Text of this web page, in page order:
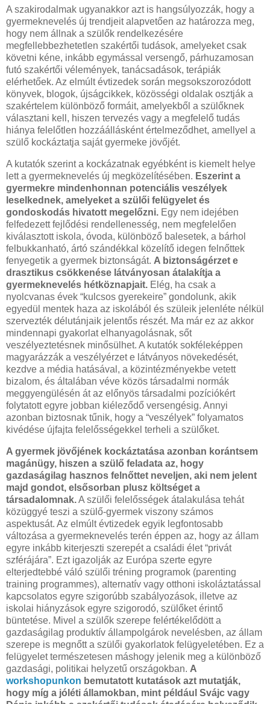
A szakirodalmak ugyanakkor azt is hangsúlyozzák, hogy a
gyermeknevelés új trendjeit alapvetően az határozza meg,
hogy nem állnak a szülők rendelkezésére
megfellebbezhetetlen szakértői tudások, amelyeket csak
követni kéne, inkább egymással versengő, párhuzamosan
futó szakértői vélemények, tanácsadások, terápiák
elérhetőek. Az elmúlt évtizedek során megsokszorozódott
könyvek, blogok, újságcikkek, közösségi oldalak osztják a
szakértelem különböző formáit, amelyekből a szülőknek
választani kell, hiszen tervezés vagy a megfelelő tudás
hiánya felelőtlen hozzáállásként értelmeződhet, amellyel a
szülő kockáztatja saját gyermeke jövőjét.
A kutatók szerint a kockázatnak egyébként is kiemelt helye
lett a gyermeknevelés új megközelítésében. Eszerint a
gyermekre mindenhonnan potenciális veszélyek
leselkednek, amelyeket a szülői felügyelet és
gondoskodás hivatott megelőzni. Egy nem idejében
felfedezett fejlődési rendellenesség, nem megfelelően
kiválasztott iskola, óvoda, különböző balesetek, a bárhol
felbukkanható, ártó szándékkal közelítő idegen felnőttek
fenyegetik a gyermek biztonságát. A biztonságérzet e
drasztikus csökkenése látványosan átalakítja a
gyermeknevelés hétköznapjait. Elég, ha csak a
nyolcvanas évek “kulcsos gyerekeire” gondolunk, akik
egyedül mentek haza az iskolából és szüleik jelenléte nélkül
szervezték délutánjaik jelentős részét. Ma már ez az akkor
mindennapi gyakorlat elhanyagolásnak, sőt
veszélyeztetésnek minősülhet. A kutatók sokféleképpen
magyarázzák a veszélyérzet e látványos növekedését,
kezdve a média hatásával, a közintézményekbe vetett
bizalom, és általában véve közös társadalmi normák
meggyengülésén át az előnyös társadalmi pozíciókért
folytatott egyre jobban kiéleződő versengésig. Annyi
azonban biztosnak tűnik, hogy a “veszélyek” folyamatos
kivédése újfajta felelősségekkel terheli a szülőket.
A gyermek jövőjének kockáztatása azonban korántsem
magánügy, hiszen a szülő feladata az, hogy
gazdaságilag hasznos felnőttet neveljen, aki nem jelent
majd gondot, elsősorban plusz költséget a
társadalomnak.A szülői felelősségek átalakulása tehát
közüggyé teszi a szülő-gyermek viszony számos
aspektusát. Az elmúlt évtizedek egyik legfontosabb
változása a gyermeknevelés terén éppen az, hogy az állam
egyre inkább kiterjeszti szerepét a családi élet “privát
szférájára”. Ezt igazolják az Európa szerte egyre
elterjedtebbé váló szülői tréning programok (parenting
training programmes), alternatív vagy otthoni iskoláztatással
kapcsolatos egyre szigorúbb szabályozások, illetve az
iskolai hiányzások egyre szigorodó, szülőket érintő
büntetése. Mivel a szülők szerepe felértékelődött a
gazdaságilag produktív állampolgárok nevelésben, az állam
szerepe is megnőtt a szülői gyakorlatok felügyeletében. Ez a
felügyelet természetesen máshogy jelenik meg a különböző
gazdasági, politikai helyzetű országokban. A
workshopunkon bemutatott kutatások azt mutatják,
hogy míg a jóléti államokban, mint például Svájc vagy